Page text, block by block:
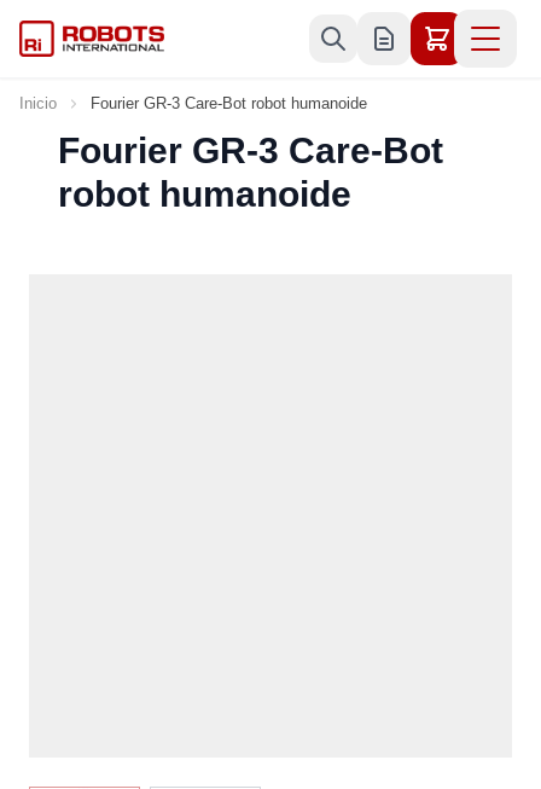
Inicio Fourier GR-3 Care-Bot robot humanoide
Fourier GR-3 Care-Bot
robot humanoide